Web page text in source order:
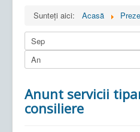
Sunteți aici:
Acasă
Anunt servicii
consiliere